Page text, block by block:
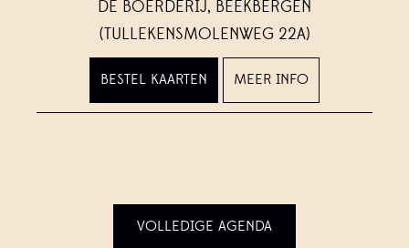
DE BOERDERIJ, BEEKBERGEN
(TULLEKENSMOLENWEG 22A)
BESTEL KAARTEN MEER INFO
VOLLEDIGE AGENDA